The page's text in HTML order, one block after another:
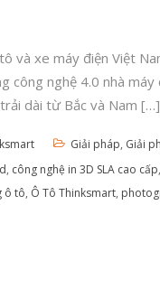
và xe máy điện Việt
công nghệ 4.0 nhà
dài từ Bắc và Nam […]
Giải pháp, Giải
, công nghệ in 3D SLA cao cấp,
ô tô, Ô Tô Thinksmart,